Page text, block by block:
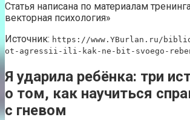
Статья написана по материалам
векторная психология»
Источник: https://www.YBurlan.ru/
ot-agressii-ili-kak-ne-bit-svoego-
Я ударила ребёнка: три
о том, как научиться
с гневом